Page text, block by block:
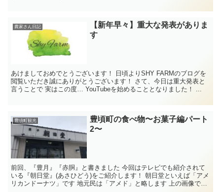
農家さん日記
【新年早々】重大な発表がありま
す
あけましておめでとうございます！ 日頃よりSHY FARMのブログを
閲覧いただき誠にありがとうございます！ さて、今日は重大発表と
言うことで 実はこの度… YouTubeを始めることとなりました！ ...
豊頃町観光
豊頃町の食べ物〜お菓子編パート
2〜
前回、『豊月』『赤胴』と書きました 今回はテレビでも紹介されて
いる『朝日堂』(あさひどう)をご紹介します！ 朝日堂といえば「アメ
リカンドーナツ」です 地元民は「アメド」と略します 上の画像では